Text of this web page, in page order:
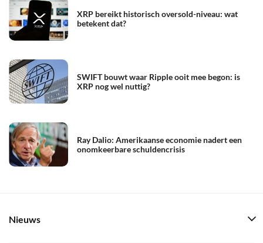
XRP bereikt historisch oversold-niveau: wat
betekent dat?
SWIFT bouwt waar Ripple ooit mee begon: is
XRP nog wel nuttig?
Ray Dalio: Amerikaanse economie nadert een
onomkeerbare schuldencrisis
Nieuws